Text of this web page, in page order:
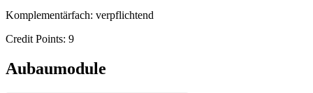
Komplementärfach: verpflichtend
Credit Points: 9
Aubaumodule